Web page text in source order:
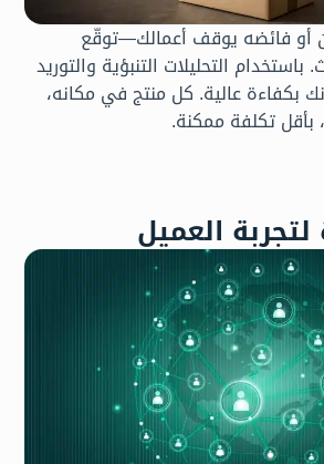
أو فائضه يوقف أعمالك—توقّع
التحليلات التنبؤية والتوريد
بكفاءة عالية. كل منتج في مكانه،
تكلفة ممكنة.
العميل